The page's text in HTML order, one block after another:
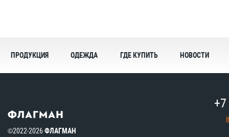
ПРОДУКЦИЯ ОДЕЖДА ГДЕ КУПИТЬ НОВОСТИ
©2022-2026ФЛАГМАН